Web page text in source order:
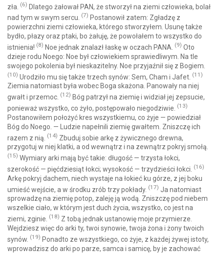
zła. (6) Dlatego żałował PAN, że stworzył na ziemi człowieka, bolał
nad tym w swym sercu. (7) Postanowił zatem: Zgładzę z
powierzchni ziemi człowieka, którego stworzyłem. Usunę także
bydło, płazy oraz ptaki, bo żałuję, że powołałem to wszystko do
istnienia! (8) Noe jednak znalazł łaskę w oczach PANA. (9) Oto
dzieje rodu Noego: Noe był człowiekiem sprawiedliwym. Na tle
swojego pokolenia był nieskazitelny. Noe przyjaźnił się z Bogiem.
(10) Urodziło mu się także trzech synów: Sem, Cham i Jafet. (11)
Ziemia natomiast była wobec Boga skażona. Panowały na niej
gwałt i przemoc. (12) Bóg patrzył na ziemię i widział jej zepsucie,
ponieważ wszystko, co żyło, postępowało niegodziwie. (13)
Postanowiłem położyć kres wszystkiemu, co żyje — powiedział
Bóg do Noego. — Ludzie napełnili ziemię gwałtem. Zniszczę ich
razem z nią. (14) Zbuduj sobie arkę z żywicznego drewna,
przygotuj w niej klatki, a od wewnątrz i na zewnątrz pokryj smołą.
(15) Wymiary arki mają być takie: długość — trzysta łokci,
szerokość — pięćdziesiąt łokci; wysokość — trzydzieści łokci. (16)
Arkę pokryj dachem, niech wystaje na łokieć ku górze, z jej boku
umieść wejście, a w środku zrób trzy pokłady. (17) Ja natomiast
sprowadzę na ziemię potop, zaleję ją wodą. Zniszczę pod niebem
wszelkie ciało, w którym jest duch życia, wszystko, co jest na
ziemi, zginie. (18) Z tobą jednak ustanowię moje przymierze.
Wejdziesz więc do arki ty, twoi synowie, twoja żona i żony twoich
synów. (19) Ponadto ze wszystkiego, co żyje, z każdej żywej istoty,
wprowadzisz do arki po parze, samca i samicę, by je zachować